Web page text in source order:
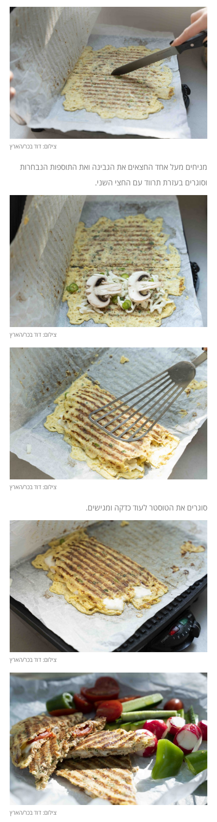
צילום: דוד בכר/הארץ
מניחים מעל אחד החצאים את הגבינה ואת התוספות הנבחרות
וסוגרים בעזרת תרווד עם החצי השני.
צילום: דוד בכר/הארץ
צילום: דוד בכר/הארץ
סוגרים את הטוסטר לעוד כדקה ומגישים.
צילום: דוד בכר/הארץ
צילום: דוד בכר/הארץ